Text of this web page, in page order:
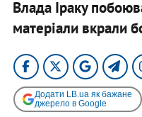
Влада Іраку
матеріали вкрали
Додати LB.ua як бажане
джерело в Google